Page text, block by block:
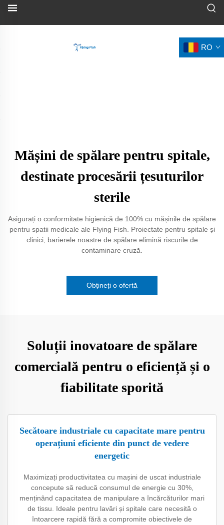
RO
Mășini de spălare pentru spitale,
destinate procesării țesuturilor
sterile
Asigurați o conformitate higienică de 100% cu mășinile de spălare
pentru spatii medicale ale Flying Fish. Proiectate pentru spitale și
clinici, barierele noastre de spălare elimină riscurile de
contaminare cruză.
Obțineți o ofertă
Soluții inovatoare de spălare
comercială pentru o eficiență și o
fiabilitate sporită
Secătoare industriale cu capacitate mare pentru
operațiuni eficiente din punct de vedere
energetic
Maximizați productivitatea cu mașini de uscat industriale
concepute să reducă consumul de energie cu 30%,
menținând capacitatea de manipulare a încărcăturilor mari
de tissu. Ideale pentru lavări și spitale care necesită o
întoarcere rapidă fără a compromite obiectivele de